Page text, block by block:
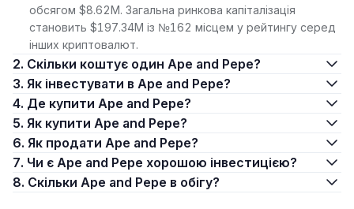
обсягом $8.62M. Загальна ринкова капіталізація
становить $197.34M із №162 місцем у рейтингу серед
інших криптовалют.
2. Скільки коштує один Ape and Pepe?
3. Як інвестувати в Ape and Pepe?
4. Де купити Ape and Pepe?
5. Як купити Ape and Pepe?
6. Як продати Ape and Pepe?
7. Чи є Ape and Pepe хорошою інвестицією?
8. Скільки Ape and Pepe в обігу?